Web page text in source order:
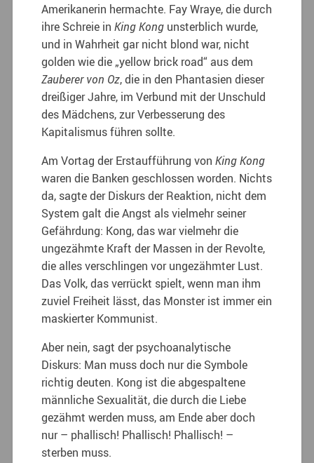
Amerikanerin hermachte. Fay Wraye, die durch
ihre Schreie inKing Kong unsterblich wurde,
und in Wahrheit gar nicht blond war, nicht
golden wie die „yellow brick road“ aus dem
Zauberer von Oz, die in den Phantasien dieser
dreißiger Jahre, im Verbund mit der Unschuld
des Mädchens, zur Verbesserung des
Kapitalismus führen sollte.
Am Vortag der Erstaufführung vonKing Kong
waren die Banken geschlossen worden. Nichts
da, sagte der Diskurs der Reaktion, nicht dem
System galt die Angst als vielmehr seiner
Gefährdung: Kong, das war vielmehr die
ungezähmte Kraft der Massen in der Revolte,
die alles verschlingen vor ungezähmter Lust.
Das Volk, das verrückt spielt, wenn man ihm
zuviel Freiheit lässt, das Monster ist immer ein
maskierter Kommunist.
Aber nein, sagt der psychoanalytische
Diskurs: Man muss doch nur die Symbole
richtig deuten. Kong ist die abgespaltene
männliche Sexualität, die durch die Liebe
gezähmt werden muss, am Ende aber doch
nur – phallisch! Phallisch! Phallisch! –
sterben muss.